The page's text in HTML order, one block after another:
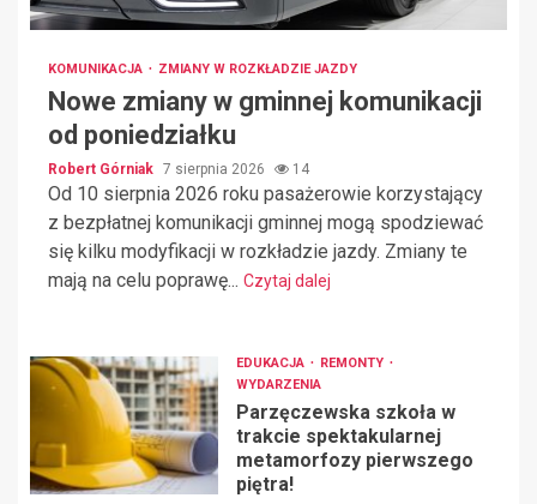
KOMUNIKACJA ZMIANY W ROZKŁADZIE JAZDY
Nowe zmiany w gminnej komunikacji
od poniedziałku
Robert Górniak 7 sierpnia 2026 14
Od 10 sierpnia 2026 roku pasażerowie korzystający
z bezpłatnej komunikacji gminnej mogą spodziewać
się kilku modyfikacji w rozkładzie jazdy. Zmiany te
mają na celu poprawę... Czytaj dalej
EDUKACJA
REMONTY
WYDARZENIA
Parzęczewska szkoła w
trakcie spektakularnej
metamorfozy pierwszego
piętra!